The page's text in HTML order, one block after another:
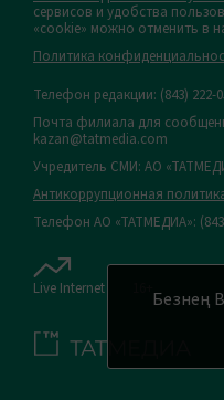
Безнең
сервисов и удобства
«cookie» можно отменить в
Политика
Телефон редакции: (843) 222-
Почта филиала для
kazan@tatmedia.com
Учредитель СМИ: АО
Антикоррупционная
Телефон АО «ТАТМЕДИА»:
Live Internet